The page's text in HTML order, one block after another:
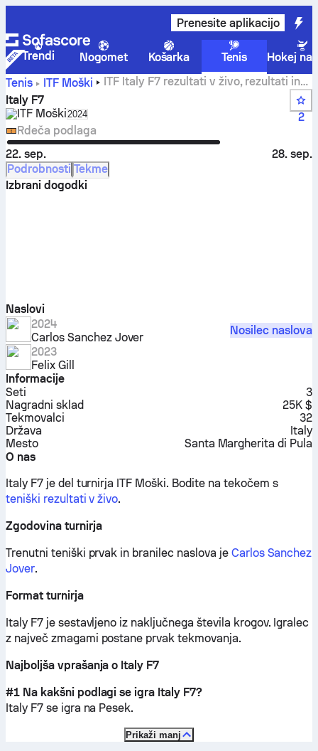
Prenesite aplikacijo
Trendi Nogomet Košarka Tenis
Hokej na
Tenis
ITF Moški
ITF Italy F7 rezultati v živo, rezultati in
tekme
Italy F7
ITF MoškiSelect season in unique tournament header
2024
2
Rdeča podlaga
22. sep.
28. sep.
Podrobnosti Tekme
Izbrani dogodki
Naslovi
2024
Carlos Sanchez Jover
Nosilec naslova
2023
Felix Gill
Informacije
Seti
3
Nagradni sklad
25K $
Tekmovalci
32
Država
Italy
Mesto
Santa Margherita di Pula
O nas
Italy F7 je del turnirja ITF Moški. Bodite na tekočem s
teniški rezultati v živo.
Zgodovina turnirja
Trenutni teniški prvak in branilec naslova je Carlos Sanchez
Jover.
Format turnirja
Italy F7 je sestavljeno iz naključnega števila krogov. Igralec
z največ zmagami postane prvak tekmovanja.
Najboljša vprašanja o Italy F7
#1 Na kakšni podlagi se igra Italy F7?
Italy F7 se igra na Pesek.
Prikaži manj